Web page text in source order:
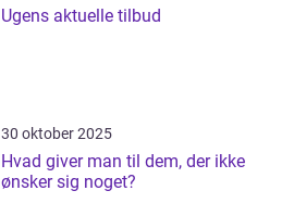
Ugens aktuelle tilbud
30 oktober 2025
Hvad giver man til dem, der ikke
ønsker sig noget?